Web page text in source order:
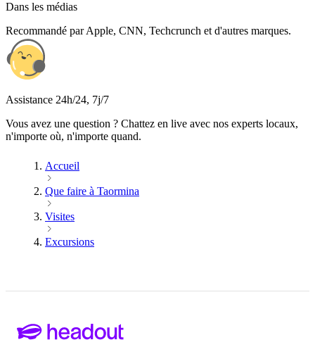
Dans les médias
Recommandé par Apple, CNN, Techcrunch et d'autres marques.
Assistance 24h/24, 7j/7
Vous avez une question ? Chattez en live avec nos experts locaux,
n'importe où, n'importe quand.
Accueil
Que faire à Taormina
Visites
Excursions